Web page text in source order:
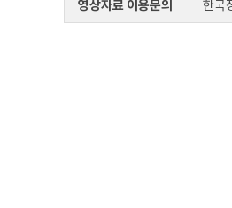
영상자료 이용문의 한국